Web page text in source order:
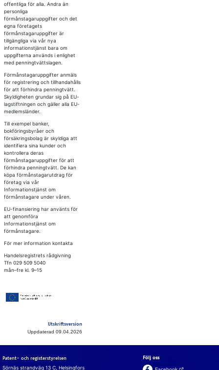
offentliga för alla. Andra än
personliga
förmånstagaruppgifter och det
egna företagets
förmånstagaruppgifter är
tillgängliga via vår nya
informationstjänst bara om
uppgifterna används i enlighet
med penningtvättslagen.
Förmånstagaruppgifter anmäls
för registrering och tillhandahålls
för att förhindra penningtvätt.
Skyldigheten grundar sig på EU-
lagstiftningen och gäller alla EU-
medlemsländer.
Till exempel banker,
bokföringsbyråer och
försäkringsbolag är skyldiga att
identifiera sina kunder och
kontrollera deras
förmånstagaruppgifter för att
förhindra penningtvätt. De kan
köpa förmånstagarutdrag för
företag via vår
Informationstjänst om
förmånstagare under våren.
EU-finansiering har använts för
att genomföra
Informationstjänst om
förmånstagare.
För mer information kontakta
Handelsregistrets rådgivning
Tfn 029 509 5040
mån–fre kl. 9–15
Utskriftsversion
Uppdaterad 09.04.2026
Patent- och registerstyrelsen
Sörnäs strandväg 13 C, Helsingfors
Följ oss
(Öppnas i en ny